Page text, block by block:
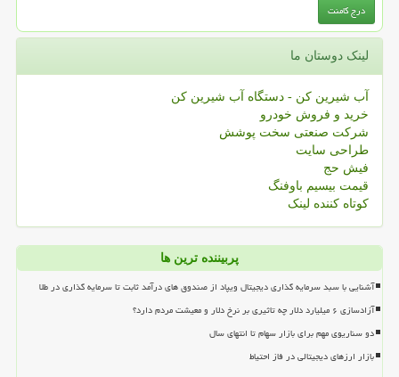
لینک دوستان ما
آب شیرین کن - دستگاه آب شیرین کن
خرید و فروش خودرو
شرکت صنعتی سخت پوشش
طراحی سایت
فیش حج
قیمت بیسیم باوفنگ
کوتاه کننده لینک
پربیننده ترین ها
آشنایی با سبد سرمایه گذاری دیجیتال ویپاد از صندوق های درآمد ثابت تا سرمایه گذاری در طلا
آزادسازی ۶ میلیارد دلار چه تاثیری بر نرخ دلار و معیشت مردم دارد؟
دو سناریوی مهم برای بازار سهام تا انتهای سال
بازار ارزهای دیجیتالی در فاز احتیاط